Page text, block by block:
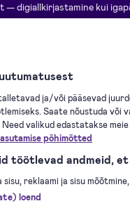
digiallkirjastamine kui
portaali pakub Signicat –
digitaalse identiteedi liider ja
vastab ISO/IEC 27001 ja
ja/või pääsevad
Saate nõustuda või
valikud edastatakse
põhimõtted
töötlevad andmeid,
reklaami ja sisu
loend